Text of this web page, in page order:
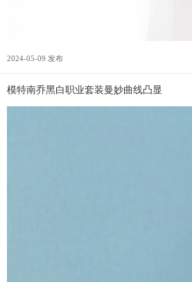
2024-05-09 发布
模特南乔黑白职业套装曼妙曲线凸显